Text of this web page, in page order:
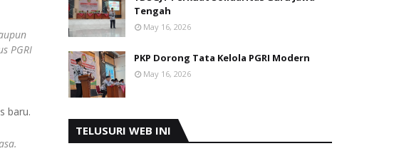
PGRI
baru.
Tengah
May 16, 2026
PKP Dorong Tata Kelola PGRI Modern
May 16, 2026
TELUSURI WEB INI